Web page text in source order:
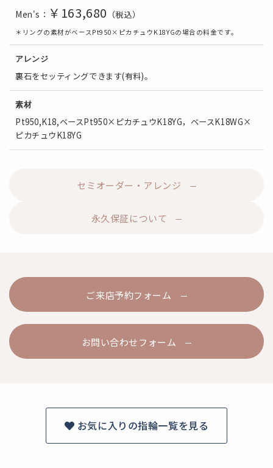
Men's： ￥163,680 （税込）
＊リングの素材がベースPt950×ピカチュウK18YGの場合の料金です。
アレンジ
裏石をセッティングできます(有料)。
素材
Pt950,K18,ベースPt950×ピカチュウK18YG，ベースK18WG×
ピカチュウK18YG
セミオーダー・アレンジ
永久保証について
ご来店予約フォーム
お問い合わせフォーム
お気に入りの指輪一覧を見る